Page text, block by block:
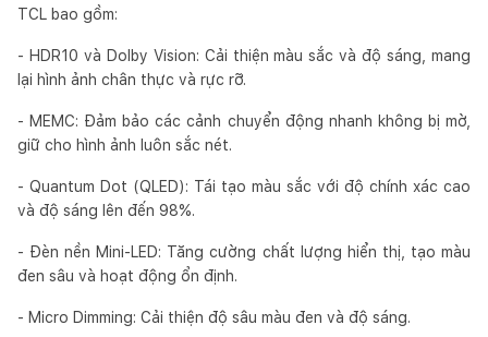
TCL bao gồm:
- HDR10 và Dolby Vision: Cải thiện màu sắc và độ sáng, mang
lại hình ảnh chân thực và rực rỡ.
- MEMC: Đảm bảo các cảnh chuyển động nhanh không bị mờ,
giữ cho hình ảnh luôn sắc nét.
- Quantum Dot (QLED): Tái tạo màu sắc với độ chính xác cao
và độ sáng lên đến 98%.
- Đèn nền Mini-LED: Tăng cường chất lượng hiển thị, tạo màu
đen sâu và hoạt động ổn định.
- Micro Dimming: Cải thiện độ sâu màu đen và độ sáng.